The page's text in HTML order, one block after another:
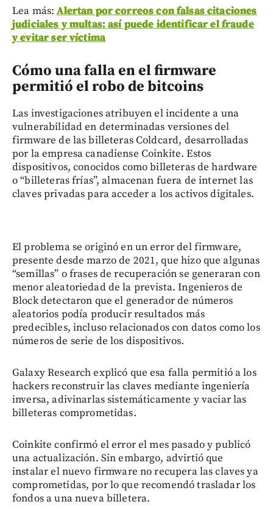
Lea más:Alertan por correos con falsas citaciones
judiciales y multas: así puede identificar el fraude
y evitar ser víctima
Cómo una falla en el firmware
permitió el robo de bitcoins
Las investigaciones atribuyen el incidente a una
vulnerabilidad en determinadas versiones del
firmware de las billeteras Coldcard, desarrolladas
por la empresa canadiense Coinkite. Estos
dispositivos, conocidos como billeteras de hardware
o “billeteras frías”, almacenan fuera de internet las
claves privadas para acceder a los activos digitales.
El problema se originó en un error del firmware,
presente desde marzo de 2021, que hizo que algunas
“semillas” o frases de recuperación se generaran con
menor aleatoriedad de la prevista. Ingenieros de
Block detectaron que el generador de números
aleatorios podía producir resultados más
predecibles, incluso relacionados con datos como los
números de serie de los dispositivos.
Galaxy Research explicó que esa falla permitió a los
hackers reconstruir las claves mediante ingeniería
inversa, adivinarlas sistemáticamente y vaciar las
billeteras comprometidas.
Coinkite confirmó el error el mes pasado y publicó
una actualización. Sin embargo, advirtió que
instalar el nuevo firmware no recupera las claves ya
comprometidas, por lo que recomendó trasladar los
fondos a una nueva billetera.